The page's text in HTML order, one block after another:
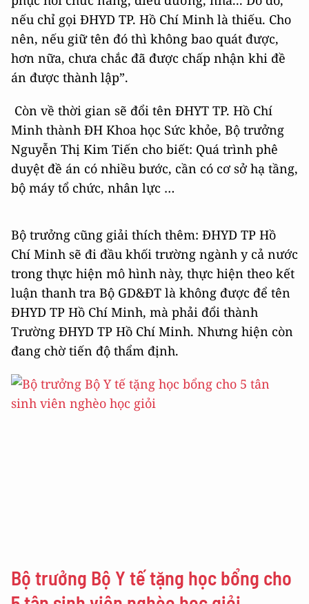
nếu chỉ gọi ĐHYD TP. Hồ Chí Minh là thiếu. Cho
nên, nếu giữ tên đó thì không bao quát được,
hơn nữa, chưa chắc đã được chấp nhận khi đề
án được thành lập”.
Còn về thời gian sẽ đổi tên ĐHYT TP. Hồ Chí
Minh thành ĐH Khoa học Sức khỏe, Bộ trưởng
Nguyễn Thị Kim Tiến cho biết: Quá trình phê
duyệt đề án có nhiều bước, cần có cơ sở hạ tầng,
bộ máy tổ chức, nhân lực …
Bộ trưởng cũng giải thích thêm: ĐHYD TP Hồ
Chí Minh sẽ đi đầu khối trường ngành y cả nước
trong thực hiện mô hình này, thực hiện theo kết
luận thanh tra Bộ GD&ĐT là không được để tên
ĐHYD TP Hồ Chí Minh, mà phải đổi thành
Trường ĐHYD TP Hồ Chí Minh. Nhưng hiện còn
đang chờ tiến độ thẩm định.
Bộ trưởng Bộ Y tế tặng học bổng cho